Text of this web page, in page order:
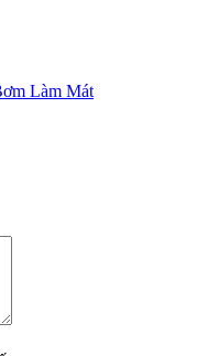
Làm Mát